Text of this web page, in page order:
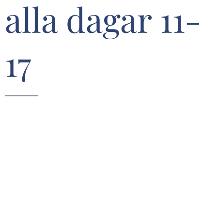
alla dagar 11-
17